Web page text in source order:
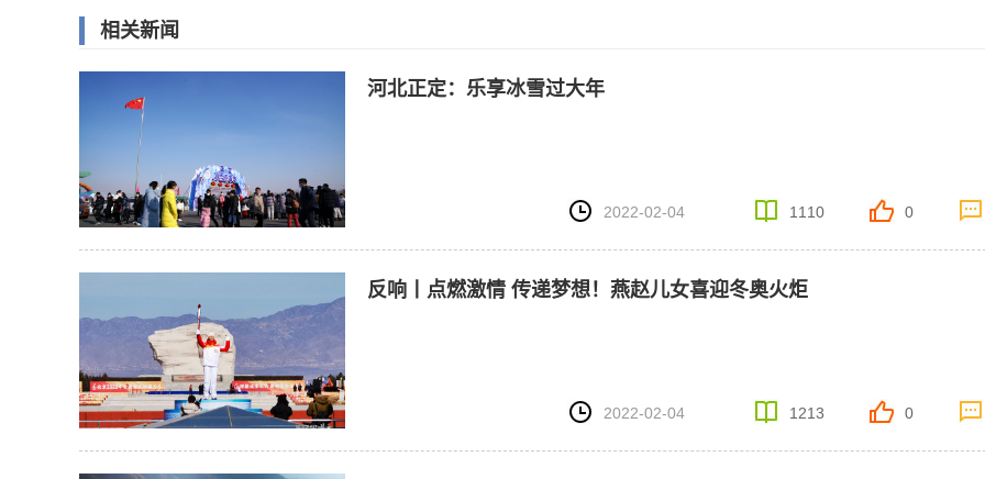
相关新闻
河北正定：乐享冰雪过大年
2022-02-04 1110 0
反响丨点燃激情 传递梦想！燕赵儿女喜迎冬奥火炬
2022-02-04 1213 0